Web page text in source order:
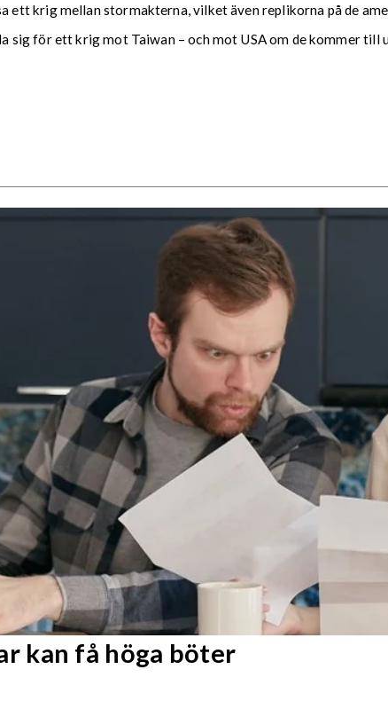
ett krig mellan stormakterna, vilket även replikorna på de
sig för ett krig mot Taiwan – och mot USA om de kommer till
kan få höga böter